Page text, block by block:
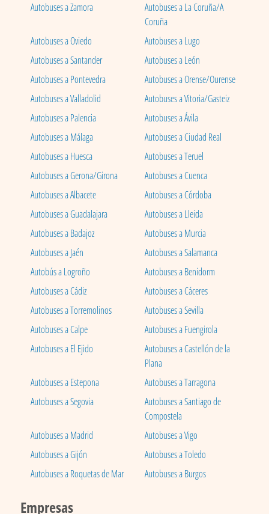
Autobuses a Zamora
Autobuses a La Coruña/A
Coruña
Autobuses a Oviedo
Autobuses a Lugo
Autobuses a Santander
Autobuses a León
Autobuses a Pontevedra
Autobuses a Orense/Ourense
Autobuses a Valladolid
Autobuses a Vitoria/Gasteiz
Autobuses a Palencia
Autobuses a Ávila
Autobuses a Málaga
Autobuses a Ciudad Real
Autobuses a Huesca
Autobuses a Teruel
Autobuses a Gerona/Girona
Autobuses a Cuenca
Autobuses a Albacete
Autobuses a Córdoba
Autobuses a Guadalajara
Autobuses a Lleida
Autobuses a Badajoz
Autobuses a Murcia
Autobuses a Jaén
Autobuses a Salamanca
Autobús a Logroño
Autobuses a Benidorm
Autobuses a Cádiz
Autobuses a Cáceres
Autobuses a Torremolinos
Autobuses a Sevilla
Autobuses a Calpe
Autobuses a Fuengirola
Autobuses a El Ejido
Autobuses a Castellón de la
Plana
Autobuses a Estepona
Autobuses a Tarragona
Autobuses a Segovia
Autobuses a Santiago de
Compostela
Autobuses a Madrid
Autobuses a Vigo
Autobuses a Gijón
Autobuses a Toledo
Autobuses a Roquetas de Mar
Autobuses a Burgos
Empresas